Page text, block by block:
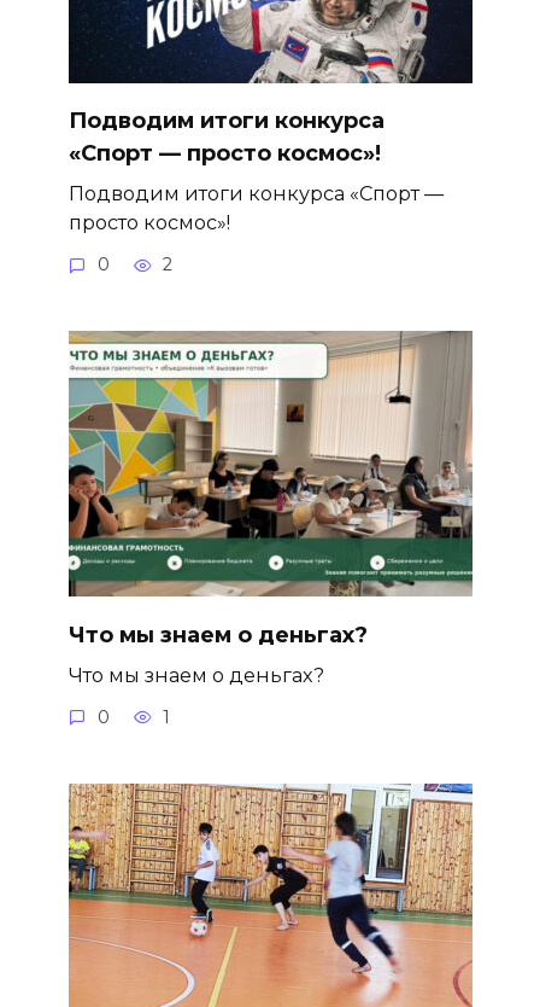
Подводим итоги конкурса
«Спорт — просто космос»!
Подводим итоги конкурса «Спорт —
просто космос»!
0 2
Что мы знаем о деньгах?
Что мы знаем о деньгах?
0 1